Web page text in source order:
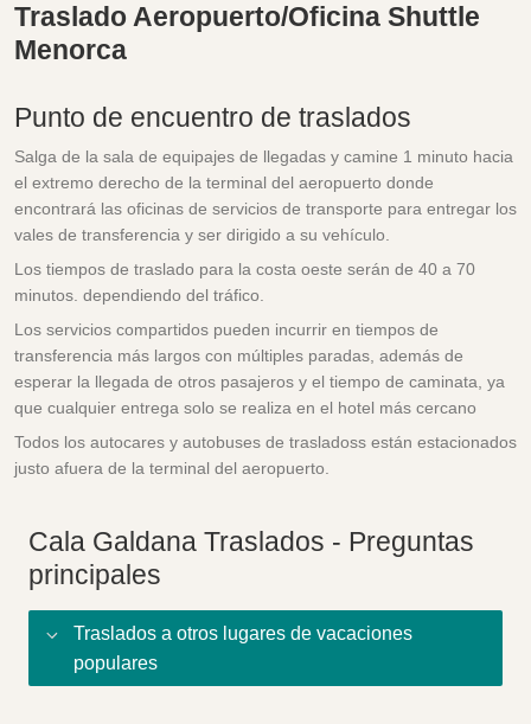
Traslado Aeropuerto/Oficina Shuttle
Menorca
Punto de encuentro de traslados
Salga de la sala de equipajes de llegadas y camine 1 minuto hacia
el extremo derecho de la terminal del aeropuerto donde
encontrará las oficinas de servicios de transporte para entregar los
vales de transferencia y ser dirigido a su vehículo.
Los tiempos de traslado para la costa oeste serán de 40 a 70
minutos. dependiendo del tráfico.
Los servicios compartidos pueden incurrir en tiempos de
transferencia más largos con múltiples paradas, además de
esperar la llegada de otros pasajeros y el tiempo de caminata, ya
que cualquier entrega solo se realiza en el hotel más cercano
Todos los autocares y autobuses de trasladoss están estacionados
justo afuera de la terminal del aeropuerto.
Cala Galdana Traslados - Preguntas
principales
Traslados a otros lugares de vacaciones
populares